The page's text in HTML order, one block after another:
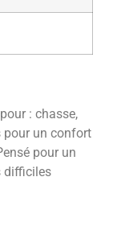
: chasse,
pour un confort
pour un
difficiles